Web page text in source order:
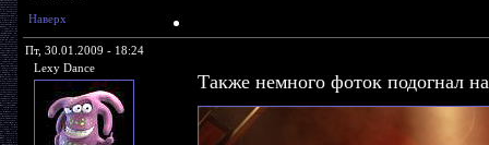
Наверх
Пт, 30.01.2009 - 18:24
Lexy Dance
Также немного фоток подогнал